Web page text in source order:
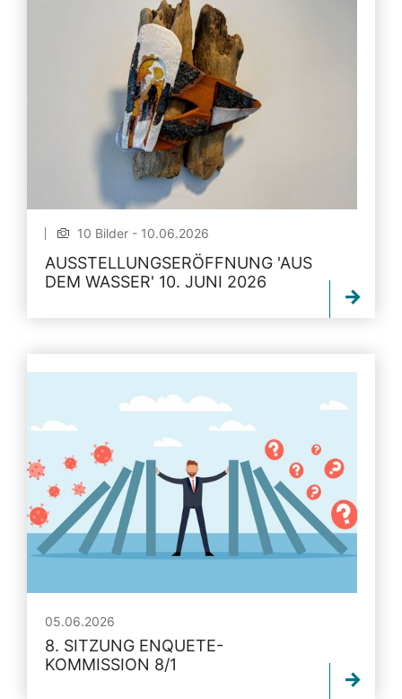
10 Bilder - 10.06.2026
AUSSTELLUNGSERÖFFNUNG 'AUS
DEM WASSER' 10. JUNI 2026
05.06.2026
8. SITZUNG ENQUETE-
KOMMISSION 8/1